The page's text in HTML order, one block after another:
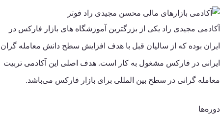
آکادمی مجیدی راد یکی از بزرگترین آموزشگاه های بازار فارکس در
ایران بوده که از سالیان قبل با هدف افزایش سطح دانش معامله گران
ایرانی در فارکس مشغول به کار است. هدف اصلی این آکادمی تربیت
معامله گرانی در سطح بین المللی برای بازار فارکس می‌باشد.
دوره‌ها